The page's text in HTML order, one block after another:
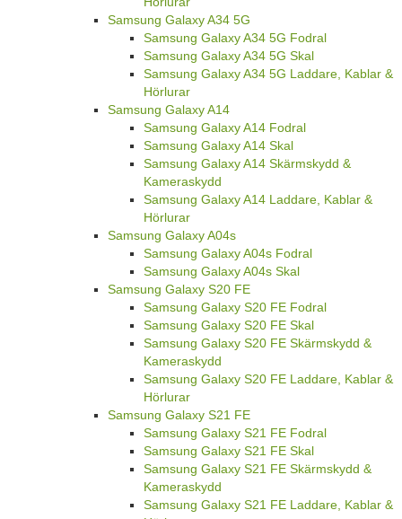
Samsung Galaxy A34 5G
Samsung Galaxy A34 5G Fodral
Samsung Galaxy A34 5G Skal
Samsung Galaxy A34 5G Laddare, Kablar &
Hörlurar
Samsung Galaxy A14
Samsung Galaxy A14 Fodral
Samsung Galaxy A14 Skal
Samsung Galaxy A14 Skärmskydd &
Kameraskydd
Samsung Galaxy A14 Laddare, Kablar &
Hörlurar
Samsung Galaxy A04s
Samsung Galaxy A04s Fodral
Samsung Galaxy A04s Skal
Samsung Galaxy S20 FE
Samsung Galaxy S20 FE Fodral
Samsung Galaxy S20 FE Skal
Samsung Galaxy S20 FE Skärmskydd &
Kameraskydd
Samsung Galaxy S20 FE Laddare, Kablar &
Hörlurar
Samsung Galaxy S21 FE
Samsung Galaxy S21 FE Fodral
Samsung Galaxy S21 FE Skal
Samsung Galaxy S21 FE Skärmskydd &
Kameraskydd
Samsung Galaxy S21 FE Laddare, Kablar &